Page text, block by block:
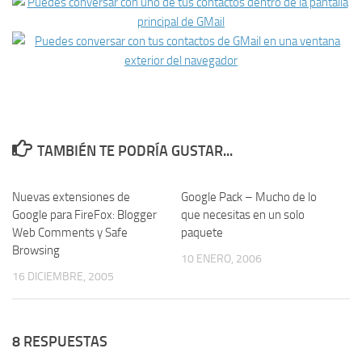
TAMBIÉN TE PODRÍA GUSTAR...
Nuevas extensiones de
Google para FireFox: Blogger
Web Comments y Safe
Browsing
16 DICIEMBRE, 2005
Google Pack – Mucho de lo
que necesitas en un solo
paquete
10 ENERO, 2006
8 RESPUESTAS